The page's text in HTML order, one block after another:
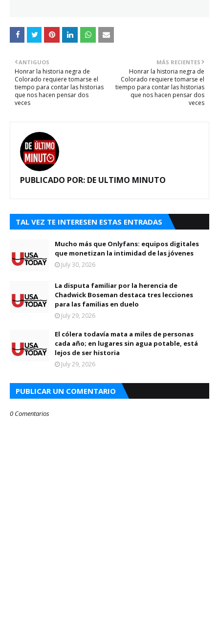
MÁS RECIENTES
Honrar la historia negra de
Colorado requiere tomarse el
tiempo para contar las historias
que nos hacen pensar dos
veces
ANTIGUOS
Honrar la historia negra de
Colorado requiere tomarse el
tiempo para contar las historias
que nos hacen pensar dos
veces
PUBLICADO POR: DE ULTIMO MINUTO
TAL VEZ TE INTERESEN ESTAS ENTRADAS
Mucho más que Onlyfans: equipos digitales
que monetizan la intimidad de las jóvenes
July 30, 2026
La disputa familiar por la herencia de
Chadwick Boseman destaca tres lecciones
para las familias en duelo
July 29, 2026
El cólera todavía mata a miles de personas
cada año; en lugares sin agua potable, está
lejos de ser historia
July 29, 2026
PUBLICAR UN COMENTARIO
0 Comentarios